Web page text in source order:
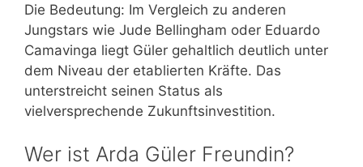
Die Bedeutung: Im Vergleich zu anderen
Jungstars wie Jude Bellingham oder Eduardo
Camavinga liegt Güler gehaltlich deutlich unter
dem Niveau der etablierten Kräfte. Das
unterstreicht seinen Status als
vielversprechende Zukunftsinvestition.
Wer ist Arda Güler Freundin?